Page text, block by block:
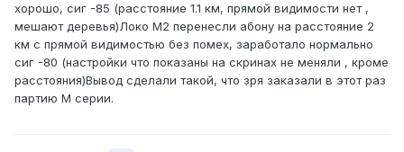
хорошо, сиг -85 (расстояние 1.1 км, прямой видимости нет ,
мешают деревья)Локо М2 перенесли абону на расстояние 2
км с прямой видимостью без помех, заработало нормально
сиг -80 (настройки что показаны на скринах не меняли , кроме
расстояния)Вывод сделали такой, что зря заказали в этот раз
партию М серии.